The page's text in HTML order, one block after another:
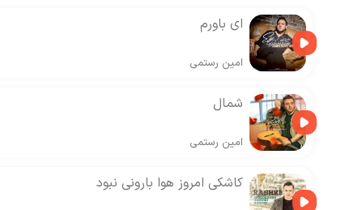
ای باورم
امین رستمی
شمال
امین رستمی
کاشکی امروز هوا بارونی نبود